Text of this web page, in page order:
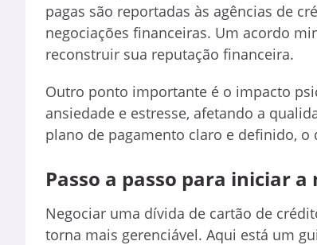
pagas são reportadas às agências de
negociações financeiras. Um acordo
reconstruir sua reputação financeira.
Outro ponto importante é o impacto
ansiedade e estresse, afetando a
plano de pagamento claro e definido,
Passo a passo para iniciar
Negociar uma dívida de cartão de
torna mais gerenciável. Aqui está um